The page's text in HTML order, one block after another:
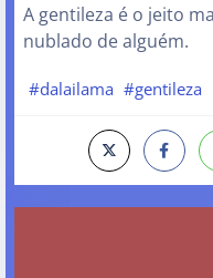
A gentileza é o jeito
nublado de alguém.
#dalailama #gentileza